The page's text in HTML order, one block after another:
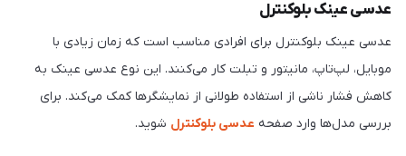
عدسی عینک بلوکنترل
عدسی عینک بلوکنترل برای افرادی مناسب است که زمان زیادی با
موبایل، لپ‌تاپ، مانیتور و تبلت کار می‌کنند. این نوع عدسی عینک به
کاهش فشار ناشی از استفاده طولانی از نمایشگرها کمک می‌کند. برای
بررسی مدل‌ها وارد صفحه عدسی بلوکنترل شوید.